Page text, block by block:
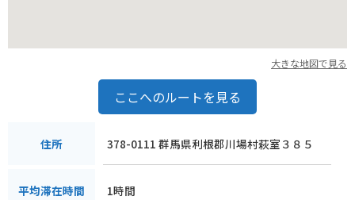
大きな地図で見る
ここへのルートを見る
住所 378-0111 群馬県利根郡川場村萩室３８５
平均滞在時間 1時間